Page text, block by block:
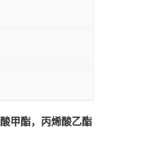
甲酯，丙烯酸乙酯